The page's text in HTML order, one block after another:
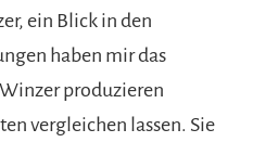
ein Blick in den
haben mir das
produzieren
vergleichen lassen. Sie